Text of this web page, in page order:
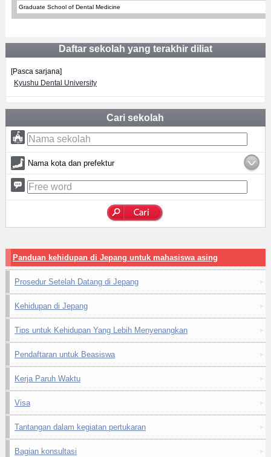
Graduate School of Dental Medicine
Daftar sekolah yang terakhir diliat
[Pasca sarjana]
Kyushu Dental University
Cari sekolah
Nama kota dan prefektur
Panduan kehidupan di Jepang untuk mahasiswa asing
Prosedur Setelah Datang di Jepang
Kehidupan di Jepang
Tips untuk Kehidupan Yang Lebih Menyenangkan
Pendaftaran untuk Beasiswa
Kerja Paruh Waktu
Visa
Tantangan dalam kegiatan pertukaran
Bagian konsultasi